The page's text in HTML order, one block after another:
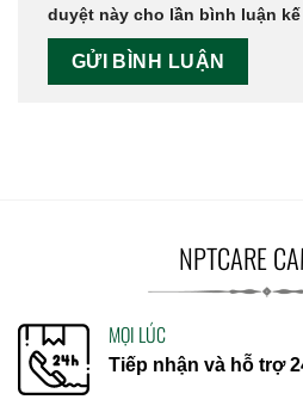
duyệt này cho lần bình luận
NPTCARE
MỌI LÚC
Tiếp nhận và hỗ trợ